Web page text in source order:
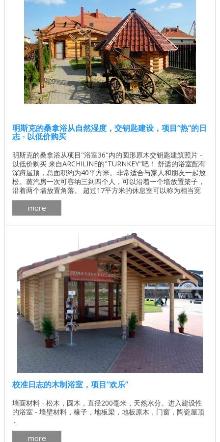
明斯克的桑拿浴从自然湿度，交钥匙建设，项目“热”的日
志 - 以低价购买
明斯克的桑拿浴从项目"浴室36"内的圆形原木交钥匙建筑照片 -
以低价购买 来自ARCHILINE的"TURNKEY"吧！ 舒适的浴室配有
深蹲屋顶，总面积约为40平方米。非常适合与家人和朋友一起放
松。蒸汽房一次可容纳三到四个人，可以沿着一个墙放置架子，
沿着两个墙放置角落。 超过17平方米的休息室可以称为相当宽
敞。它既可以放在桌子和沙发上，也可以在厨房内放置带水槽，
台面和各种烹饪用具的厨房。 房间数量 1间客房，1楼，蒸汽浴
室 总面积 36.45平方米 墙体材料的体积 22.91立方米 墙体材料 ...
more
校准日志的木制浴室，项目“欢乐”
墙面材料 - 松木，圆木，直径200毫米，天然水分。进入建设性
的浴室 - 墙壁材料，椽子，地板梁，地板原木，门窗，陶瓷屋顶
...
more